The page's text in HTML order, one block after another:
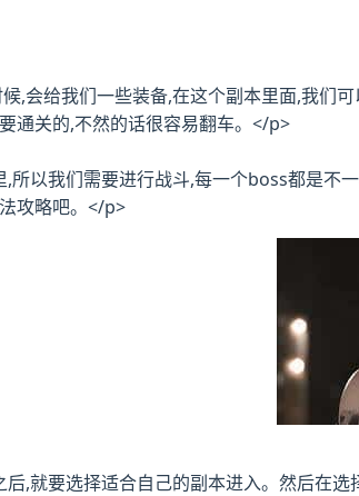
,会给我们一些装备,在这个副本里面,我们
通关的,不然的话很容易翻车。</p>
所以我们需要进行战斗,每一个boss都是不
攻略吧。</p>
,就要选择适合自己的副本进入。然后在